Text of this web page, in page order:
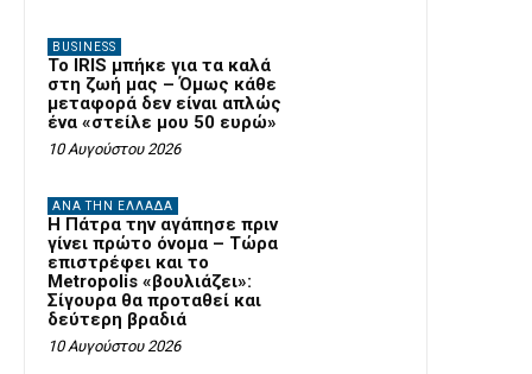
BUSINESS
Το IRIS μπήκε για τα καλά
στη ζωή μας – Όμως κάθε
μεταφορά δεν είναι απλώς
ένα «στείλε μου 50 ευρώ»
10 Αυγούστου 2026
ΑΝΆ ΤΗΝ ΕΛΛΆΔΑ
Η Πάτρα την αγάπησε πριν
γίνει πρώτο όνομα – Τώρα
επιστρέφει και το
Metropolis «βουλιάζει»:
Σίγουρα θα προταθεί και
δεύτερη βραδιά
10 Αυγούστου 2026